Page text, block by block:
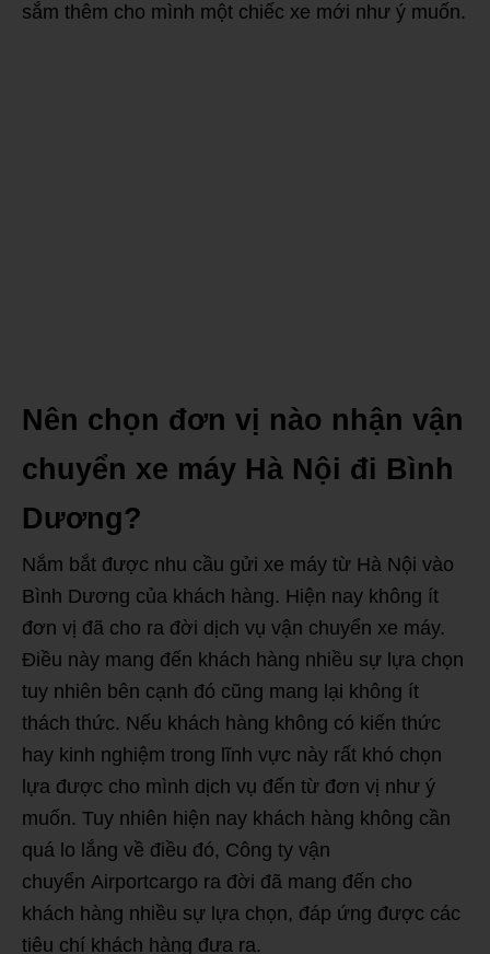
sắm thêm cho mình một chiếc xe mới như ý muốn.
Nên chọn đơn vị nào nhận vận
chuyển xe máy Hà Nội đi Bình
Dương?
Nắm bắt được nhu cầu gửi xe máy từ Hà Nội vào
Bình Dương của khách hàng. Hiện nay không ít
đơn vị đã cho ra đời dịch vụ vận chuyển xe máy.
Điều này mang đến khách hàng nhiều sự lựa chọn
tuy nhiên bên cạnh đó cũng mang lại không ít
thách thức. Nếu khách hàng không có kiến thức
hay kinh nghiệm trong lĩnh vực này rất khó chọn
lựa được cho mình dịch vụ đến từ đơn vị như ý
muốn. Tuy nhiên hiện nay khách hàng không cần
quá lo lắng về điều đó, Công ty vận
chuyển Airportcargo ra đời đã mang đến cho
khách hàng nhiều sự lựa chọn, đáp ứng được các
tiêu chí khách hàng đưa ra.